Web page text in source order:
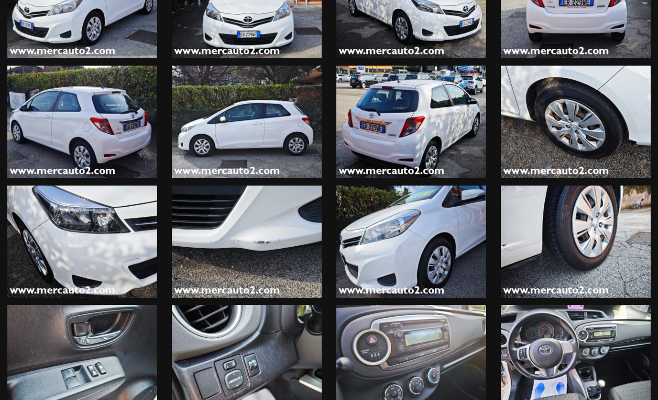
-OFFICINA
-CARROZZERIA
-ELETTRAUTO
-GOMMISTA
-NOLEGGIO
-AUTO SOSTITUTIVA
-PRATICHE AUTO
-ASSICURAZIONE 5 GIORNI
-TARGHE TEDESCHE 5 GIORNI
-La vettura è visionabile presso il nostro PUNTO VENDITA
Per evitare spiacevoli inconvenienti si consiglia di contattarci al numero 049-5974422, al fine di accertare disponibilità e ubicazione della vettura.
Gli optional riportati di seguito potrebbero non corrispondere alleffettivo equipaggiamento del veicolo, MERCAUTO declina ogni responsabilità per eventuali involontarie incongruenze.
-Tutte le nostre autovetture o fuoristrada dispongono di libretto SERVICE e chilometraggio certificato originale se consegnatoci dal proprietario precedente.
- Su tutte le auto forniamo la Garanzia Legale di Conformità di 12 mesi. Consigliamo tuttavia di integrare al costo di euro 350, un apposita garanzia di 12 mesi integrativa che coprirà anche gli
organi non coperti normalmente da garanzia di conformità senza applicare la vetustà.
-Offriamo finanziamenti fino a 84 mesi a tassi agevolati, oppure con iva esposta leasing entro i 4 anni di età.
-Si valutano permute, no scambi alla pari.
Per altre informazioni, contattateci al nostro numero diretto, 329.2732302 Sign. Lorenzo Inverso
-Ore ufficio: Lun-Ven mattino 8.30-12.30, pomeriggio 15.00-19.00.
Sabato aperto tutto il giorno con i seguenti orari, 9.00-12.00 / 15.00-19.30.
-Domenica aperto 15.30-19.30 Solo per conclusioni contratti